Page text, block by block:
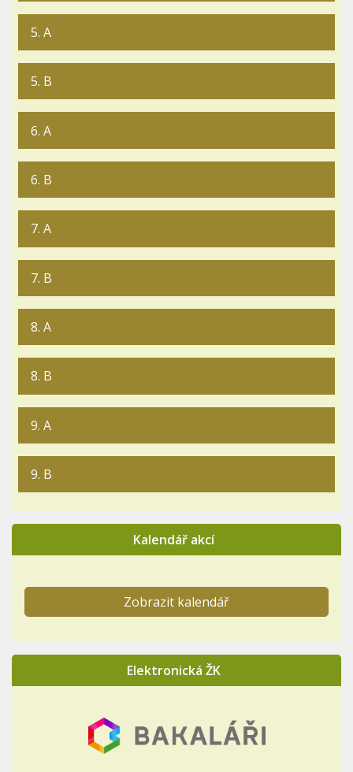
5. A
5. B
6. A
6. B
7. A
7. B
8. A
8. B
9. A
9. B
Kalendář akcí
Zobrazit kalendář
Elektronická ŽK